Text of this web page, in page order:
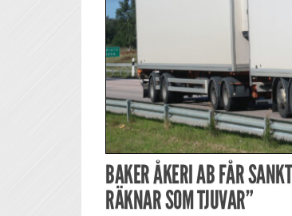
BAKER ÅKERI AB FÅR
RÄKNAR SOM TJUVAR”